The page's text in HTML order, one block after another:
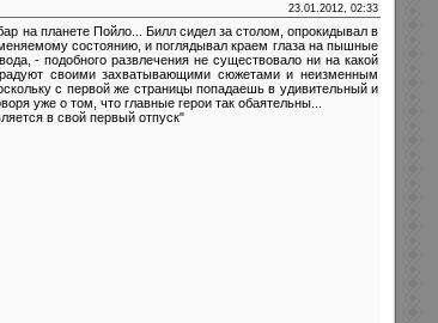
23.01.2012, 02:33
на планете Пойло... Билл сидел за столом, опрокидывал в
состоянию, и поглядывал краем глаза на пышные
- подобного развлечения не существовало ни на какой
радуют своими захватывающими сюжетами и неизменным
с первой же страницы попадаешь в удивительный и
уже о том, что главные герои так обаятельны...
в свой первый отпуск"